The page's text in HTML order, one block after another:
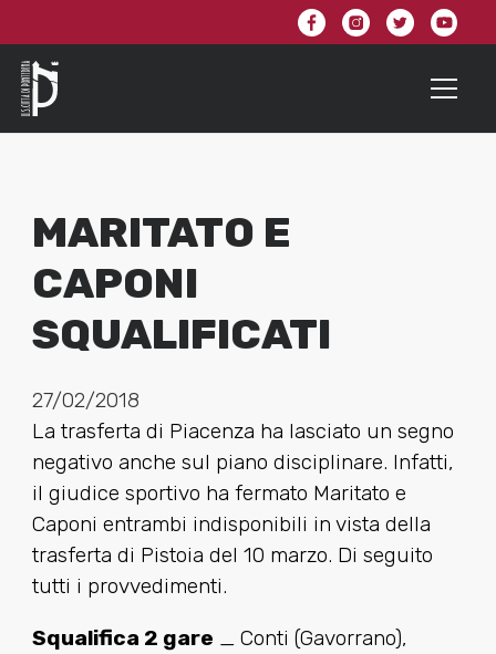
MARITATO E
CAPONI
SQUALIFICATI
27/02/2018
La trasferta di Piacenza ha lasciato un segno
negativo anche sul piano disciplinare. Infatti,
il giudice sportivo ha fermato Maritato e
Caponi entrambi indisponibili in vista della
trasferta di Pistoia del 10 marzo. Di seguito
tutti i provvedimenti.
Squalifica 2 gare _ Conti (Gavorrano),